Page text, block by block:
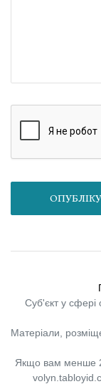
Суб'єкт у сфері
Матеріали,
Якщо вам менше